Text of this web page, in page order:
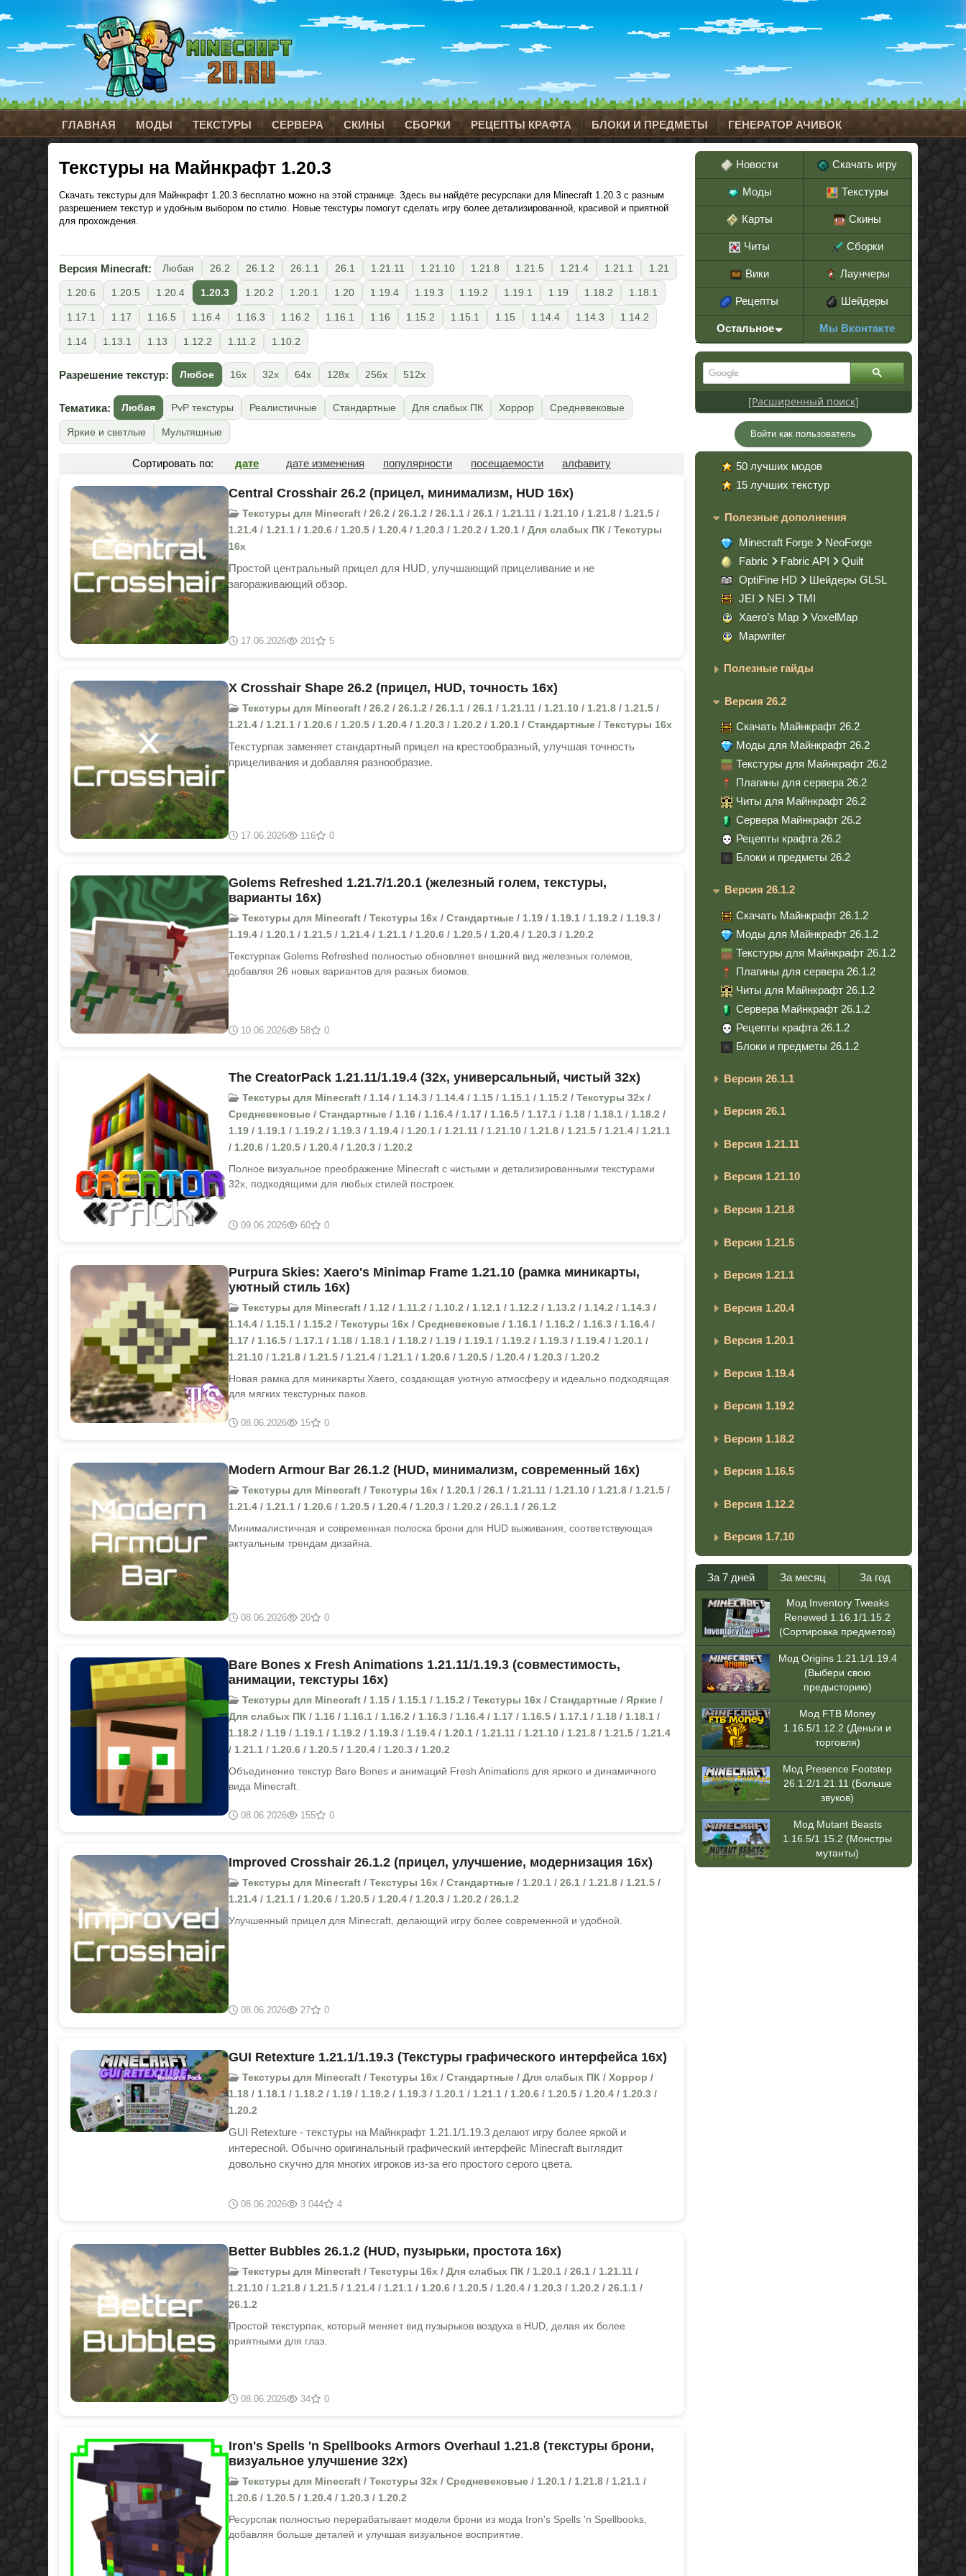
ГЛАВНАЯ МОДЫ ТЕКСТУРЫ СЕРВЕРА СКИНЫ СБОРКИ РЕЦЕПТЫ КРАФТА БЛОКИ И ПРЕДМЕТЫ ГЕНЕРАТОР АЧИВОК
Текстуры на Майнкрафт 1.20.3
Скачать текстуры для Майнкрафт 1.20.3 бесплатно можно на этой странице. Здесь вы найдёте ресурспаки для Minecraft 1.20.3 с разным
разрешением текстур и удобным выбором по стилю. Новые текстуры помогут сделать игру более детализированной, красивой и приятной
для прохождения.
Версия Minecraft: Любая 26.2 26.1.2 26.1.1 26.1 1.21.11 1.21.10 1.21.8 1.21.5 1.21.4 1.21.1 1.21
1.20.6 1.20.5 1.20.4 1.20.3 1.20.2 1.20.1 1.20 1.19.4 1.19.3 1.19.2 1.19.1 1.19 1.18.2 1.18.1
1.17.1 1.17 1.16.5 1.16.4 1.16.3 1.16.2 1.16.1 1.16 1.15.2 1.15.1 1.15 1.14.4 1.14.3 1.14.2
1.14 1.13.1 1.13 1.12.2 1.11.2 1.10.2
Разрешение текстур: Любое 16x 32x 64x 128x 256x 512x
Тематика: Любая PvP текстуры Реалистичные Стандартные Для слабых ПК Хоррор Средневековые
Яркие и светлые Мультяшные
Сортировать по: дате дате изменения популярности посещаемости алфавиту
Central Crosshair 26.2 (прицел, минимализм, HUD 16x)
Текстуры для Minecraft / 26.2 / 26.1.2 / 26.1.1 / 26.1 / 1.21.11 / 1.21.10 / 1.21.8 / 1.21.5 /
1.21.4 / 1.21.1 / 1.20.6 / 1.20.5 / 1.20.4 / 1.20.3 / 1.20.2 / 1.20.1 / Для слабых ПК / Текстуры
16x
Простой центральный прицел для HUD, улучшающий прицеливание и не
загораживающий обзор.
17.06.2026 201 5
X Crosshair Shape 26.2 (прицел, HUD, точность 16x)
Текстуры для Minecraft / 26.2 / 26.1.2 / 26.1.1 / 26.1 / 1.21.11 / 1.21.10 / 1.21.8 / 1.21.5 /
1.21.4 / 1.21.1 / 1.20.6 / 1.20.5 / 1.20.4 / 1.20.3 / 1.20.2 / 1.20.1 / Стандартные / Текстуры 16x
Текстурпак заменяет стандартный прицел на крестообразный, улучшая точность
прицеливания и добавляя разнообразие.
17.06.2026 116 0
Golems Refreshed 1.21.7/1.20.1 (железный голем, текстуры,
варианты 16x)
Текстуры для Minecraft / Текстуры 16x / Стандартные / 1.19 / 1.19.1 / 1.19.2 / 1.19.3 /
1.19.4 / 1.20.1 / 1.21.5 / 1.21.4 / 1.21.1 / 1.20.6 / 1.20.5 / 1.20.4 / 1.20.3 / 1.20.2
Текстурпак Golems Refreshed полностью обновляет внешний вид железных големов,
добавляя 26 новых вариантов для разных биомов.
10.06.2026 58 0
The CreatorPack 1.21.11/1.19.4 (32x, универсальный, чистый 32x)
Текстуры для Minecraft / 1.14 / 1.14.3 / 1.14.4 / 1.15 / 1.15.1 / 1.15.2 / Текстуры 32x /
Средневековые / Стандартные / 1.16 / 1.16.4 / 1.17 / 1.16.5 / 1.17.1 / 1.18 / 1.18.1 / 1.18.2 /
1.19 / 1.19.1 / 1.19.2 / 1.19.3 / 1.19.4 / 1.20.1 / 1.21.11 / 1.21.10 / 1.21.8 / 1.21.5 / 1.21.4 / 1.21.1
/ 1.20.6 / 1.20.5 / 1.20.4 / 1.20.3 / 1.20.2
Полное визуальное преображение Minecraft с чистыми и детализированными текстурами
32x, подходящими для любых стилей построек.
09.06.2026 60 0
Purpura Skies: Xaero's Minimap Frame 1.21.10 (рамка миникарты,
уютный стиль 16x)
Текстуры для Minecraft / 1.12 / 1.11.2 / 1.10.2 / 1.12.1 / 1.12.2 / 1.13.2 / 1.14.2 / 1.14.3 /
1.14.4 / 1.15.1 / 1.15.2 / Текстуры 16x / Средневековые / 1.16.1 / 1.16.2 / 1.16.3 / 1.16.4 /
1.17 / 1.16.5 / 1.17.1 / 1.18 / 1.18.1 / 1.18.2 / 1.19 / 1.19.1 / 1.19.2 / 1.19.3 / 1.19.4 / 1.20.1 /
1.21.10 / 1.21.8 / 1.21.5 / 1.21.4 / 1.21.1 / 1.20.6 / 1.20.5 / 1.20.4 / 1.20.3 / 1.20.2
Новая рамка для миникарты Xaero, создающая уютную атмосферу и идеально подходящая
для мягких текстурных паков.
08.06.2026 15 0
Modern Armour Bar 26.1.2 (HUD, минимализм, современный 16x)
Текстуры для Minecraft / Текстуры 16x / 1.20.1 / 26.1 / 1.21.11 / 1.21.10 / 1.21.8 / 1.21.5 /
1.21.4 / 1.21.1 / 1.20.6 / 1.20.5 / 1.20.4 / 1.20.3 / 1.20.2 / 26.1.1 / 26.1.2
Минималистичная и современная полоска брони для HUD выживания, соответствующая
актуальным трендам дизайна.
08.06.2026 20 0
Bare Bones x Fresh Animations 1.21.11/1.19.3 (совместимость,
анимации, текстуры 16x)
Текстуры для Minecraft / 1.15 / 1.15.1 / 1.15.2 / Текстуры 16x / Стандартные / Яркие /
Для слабых ПК / 1.16 / 1.16.1 / 1.16.2 / 1.16.3 / 1.16.4 / 1.17 / 1.16.5 / 1.17.1 / 1.18 / 1.18.1 /
1.18.2 / 1.19 / 1.19.1 / 1.19.2 / 1.19.3 / 1.19.4 / 1.20.1 / 1.21.11 / 1.21.10 / 1.21.8 / 1.21.5 / 1.21.4
/ 1.21.1 / 1.20.6 / 1.20.5 / 1.20.4 / 1.20.3 / 1.20.2
Объединение текстур Bare Bones и анимаций Fresh Animations для яркого и динамичного
вида Minecraft.
08.06.2026 155 0
Improved Crosshair 26.1.2 (прицел, улучшение, модернизация 16x)
Текстуры для Minecraft / Текстуры 16x / Стандартные / 1.20.1 / 26.1 / 1.21.8 / 1.21.5 /
1.21.4 / 1.21.1 / 1.20.6 / 1.20.5 / 1.20.4 / 1.20.3 / 1.20.2 / 26.1.2
Улучшенный прицел для Minecraft, делающий игру более современной и удобной.
08.06.2026 27 0
GUI Retexture 1.21.1/1.19.3 (Текстуры графического интерфейса 16x)
Текстуры для Minecraft / Текстуры 16x / Стандартные / Для слабых ПК / Хоррор /
1.18 / 1.18.1 / 1.18.2 / 1.19 / 1.19.2 / 1.19.3 / 1.20.1 / 1.21.1 / 1.20.6 / 1.20.5 / 1.20.4 / 1.20.3 /
1.20.2
GUI Retexture - текстуры на Майнкрафт 1.21.1/1.19.3 делают игру более яркой и
интересной. Обычно оригинальный графический интерфейс Minecraft выглядит
довольно скучно для многих игроков из-за его простого серого цвета.
08.06.2026 3 044 4
Better Bubbles 26.1.2 (HUD, пузырьки, простота 16x)
Текстуры для Minecraft / Текстуры 16x / Для слабых ПК / 1.20.1 / 26.1 / 1.21.11 /
1.21.10 / 1.21.8 / 1.21.5 / 1.21.4 / 1.21.1 / 1.20.6 / 1.20.5 / 1.20.4 / 1.20.3 / 1.20.2 / 26.1.1 /
26.1.2
Простой текстурпак, который меняет вид пузырьков воздуха в HUD, делая их более
приятными для глаз.
08.06.2026 34 0
Iron's Spells 'n Spellbooks Armors Overhaul 1.21.8 (текстуры брони,
визуальное улучшение 32x)
Текстуры для Minecraft / Текстуры 32x / Средневековые / 1.20.1 / 1.21.8 / 1.21.1 /
1.20.6 / 1.20.5 / 1.20.4 / 1.20.3 / 1.20.2
Ресурспак полностью перерабатывает модели брони из мода Iron's Spells 'n Spellbooks,
добавляя больше деталей и улучшая визуальное восприятие.
Новости Скачать игру
Моды Текстуры
Карты Скины
Читы Сборки
Вики Лаунчеры
Рецепты Шейдеры
Остальное Мы Вконтакте
[Расширенный поиск]
Войти как пользователь
50 лучших модов
15 лучших текстур
Полезные дополнения
Minecraft Forge
NeoForge
Fabric
Fabric API
Quilt
OptiFine HD
Шейдеры GLSL
JEI
NEI
TMI
Xaero’s Map
VoxelMap
Mapwriter
Полезные гайды
Версия 26.2
Скачать Майнкрафт 26.2
Моды для Майнкрафт 26.2
Текстуры для Майнкрафт 26.2
Плагины для сервера 26.2
Читы для Майнкрафт 26.2
Сервера Майнкрафт 26.2
Рецепты крафта 26.2
Блоки и предметы 26.2
Версия 26.1.2
Скачать Майнкрафт 26.1.2
Моды для Майнкрафт 26.1.2
Текстуры для Майнкрафт 26.1.2
Плагины для сервера 26.1.2
Читы для Майнкрафт 26.1.2
Сервера Майнкрафт 26.1.2
Рецепты крафта 26.1.2
Блоки и предметы 26.1.2
Версия 26.1.1
Версия 26.1
Версия 1.21.11
Версия 1.21.10
Версия 1.21.8
Версия 1.21.5
Версия 1.21.1
Версия 1.20.4
Версия 1.20.1
Версия 1.19.4
Версия 1.19.2
Версия 1.18.2
Версия 1.16.5
Версия 1.12.2
Версия 1.7.10
За 7 дней За месяц За год
Мод Inventory Tweaks
Renewed 1.16.1/1.15.2
(Сортировка предметов)
Мод Origins 1.21.1/1.19.4
(Выбери свою
предысторию)
Мод FTB Money
1.16.5/1.12.2 (Деньги и
торговля)
Мод Presence Footstep
26.1.2/1.21.11 (Больше
звуков)
Мод Mutant Beasts
1.16.5/1.15.2 (Монстры
мутанты)